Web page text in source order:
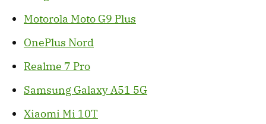
Motorola Moto G9 Plus
OnePlus Nord
Realme 7 Pro
Samsung Galaxy A51 5G
Xiaomi Mi 10T